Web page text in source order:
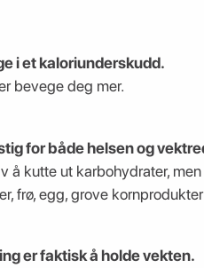
i et kaloriunderskudd.
bevege deg mer.
for både helsen og
å kutte ut karbohydrater,
frø, egg, grove
er faktisk å holde vekten.